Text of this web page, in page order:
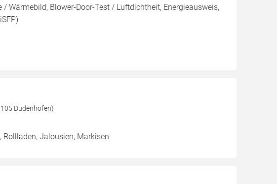
Wärmebild, Blower-Door-Test / Luftdichtheit, Energieausweis,
Dudenhofen)
Rollläden, Jalousien, Markisen